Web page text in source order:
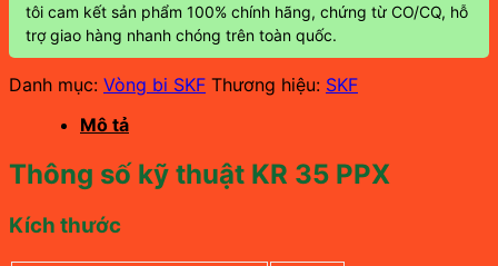
tôi cam kết sản phẩm 100% chính hãng, chứng từ CO/CQ, hỗ
trợ giao hàng nhanh chóng trên toàn quốc.
Danh mục: Vòng bi SKF Thương hiệu: SKF
Mô tả
Thông số kỹ thuật KR 35 PPX
Kích thước